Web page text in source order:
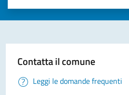
Valuta 5 stelle su 5
Valuta 4 stelle su 5
Valuta 3 stelle su 5
Valuta 2 stelle su 5
Valuta 1 stelle su 5
Contatta il comune
Leggi le domande frequenti